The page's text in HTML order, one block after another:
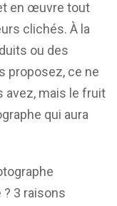
en œuvre tout
clichés. À la
ou des
proposez, ce ne
avez, mais le fruit
qui aura
3 raisons